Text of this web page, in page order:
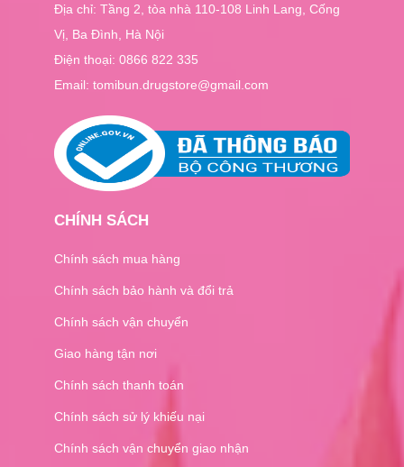
Địa chỉ: Tầng 2, tòa nhà 110-108 Linh Lang, Cống
Vị, Ba Đình, Hà Nội
Điện thoại: 0866 822 335
Email: tomibun.drugstore@gmail.com
CHÍNH SÁCH
Chính sách mua hàng
Chính sách bảo hành và đổi trả
Chính sách vận chuyển
Giao hàng tận nơi
Chính sách thanh toán
Chính sách sử lý khiếu nại
Chính sách vận chuyển giao nhận